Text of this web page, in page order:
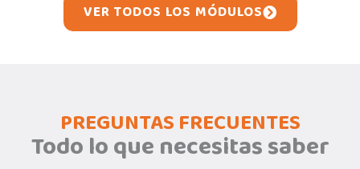
VER TODOS LOS MÓDULOS
PREGUNTAS FRECUENTES
Todo lo que necesitas saber